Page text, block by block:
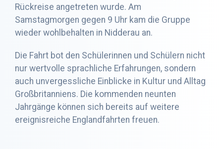
Rückreise angetreten wurde. Am
Samstagmorgen gegen 9 Uhr kam die Gruppe
wieder wohlbehalten in Nidderau an.
Die Fahrt bot den Schülerinnen und Schülern nicht
nur wertvolle sprachliche Erfahrungen, sondern
auch unvergessliche Einblicke in Kultur und Alltag
Großbritanniens. Die kommenden neunten
Jahrgänge können sich bereits auf weitere
ereignisreiche Englandfahrten freuen.